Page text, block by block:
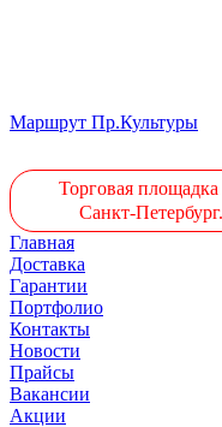
Маршрут Пр.Культуры
Торговая площадка
Санкт-
Главная
Доставка
Гарантии
Портфолио
Контакты
Новости
Прайсы
Вакансии
Акции